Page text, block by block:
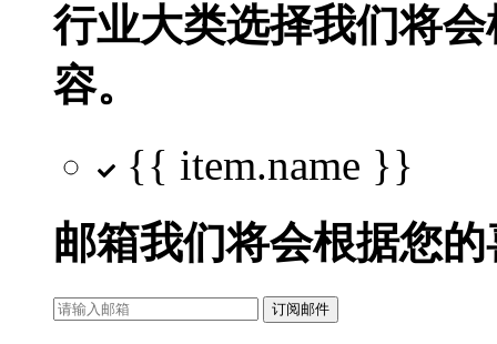
行业大类选择我们将
容。
{{ item.name }}
邮箱我们将会根据您
订阅邮件